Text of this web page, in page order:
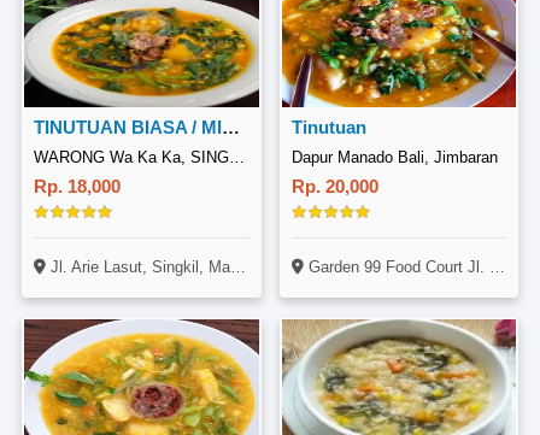
TINUTUAN BIASA / MIDAL
Rp. 18,000
Jl. Arie Lasut, Singkil, Manado
Tinutuan
Dapur Manado Bali, Jimbaran
Rp. 20,000
Garden 99 Food Court Jl. Puri Gading Jimbaran, Kuta, Bali